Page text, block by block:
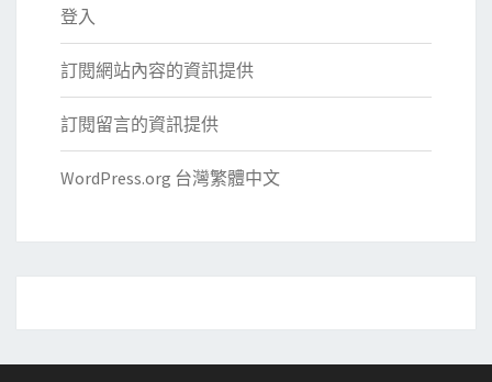
登入
訂閱網站內容的資訊提供
訂閱留言的資訊提供
WordPress.org 台灣繁體中文